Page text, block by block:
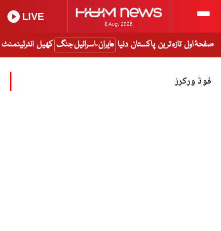
8 Aug, 2026
LIVE
صفحۂ اول تازہ ترین پاکستان دنیا ایران-اسرائیل جنگ کھیل انٹرٹینمنٹ
فوڈ ورکرز